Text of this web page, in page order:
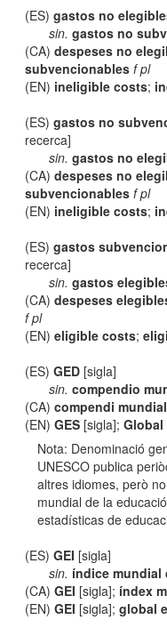
(ES)gastos no
sin. gastos no
(CA)despeses no
subvencionables f pl
(EN) ineligible costs;
(ES)gastos no
recerca]
sin. gastos no
(CA)despeses no
subvencionables f pl
(EN) ineligible costs;
(ES)gastos
recerca]
sin. gastos
(CA)despeses
f pl
(EN)eligible costs;
(ES)GED [sigla]
sin. compendio
(CA)compendi
(EN)GES [sigla];
Nota: Denominació
UNESCO publica
altres idiomes, però
mundial de la
estadísticas de
(ES)GEI [sigla]
sin. índice mundial
(CA)GEI [sigla]; índex
(EN)GEI [sigla];global